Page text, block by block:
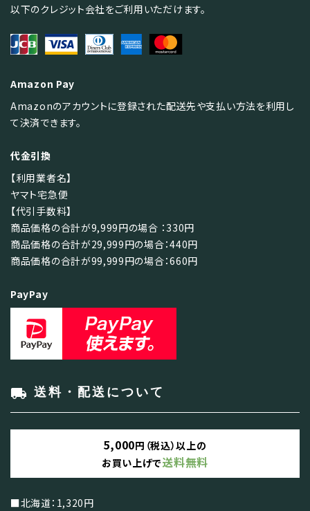
以下のクレジット会社をご利用いただけます。
Amazon Pay
Amazonのアカウントに登録された配送先や支払い方法を利用し
て決済できます。
代金引換
【利用業者名】
ヤマト宅急便
【代引手数料】
商品価格の合計が9,999円の場合 ：330円
商品価格の合計が29,999円の場合：440円
商品価格の合計が99,999円の場合：660円
PayPay
local_shipping 送料・配送について
5,000円（税込）以上の
お買い上げで送料無料
■北海道：1,320円